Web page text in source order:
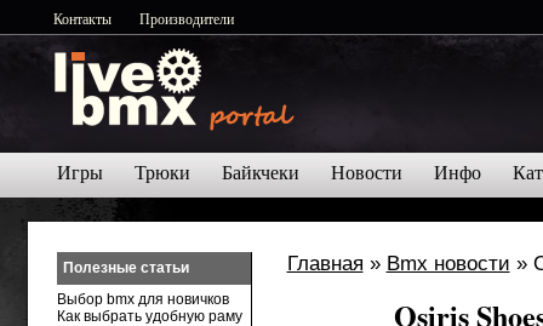
Контакты Производители
Игры Трюки Байкчеки Новости Инфо
Главная » Bmx новости »
Osiris
Полезные статьи
Выбор bmx для новичков
Как выбрать удобную раму